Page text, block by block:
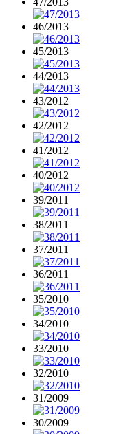
46/2013
45/2013
44/2013
43/2012
42/2012
41/2012
40/2012
39/2011
38/2011
37/2011
36/2011
35/2010
34/2010
33/2010
32/2010
31/2009
30/2009